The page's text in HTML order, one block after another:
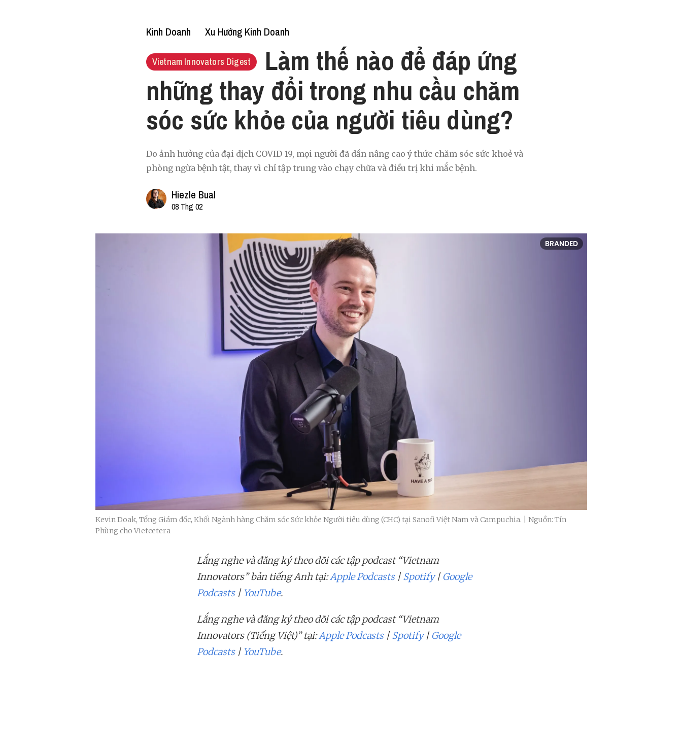
Kinh Doanh Xu Hướng Kinh Doanh
Vietnam Innovators Digest
Làm thế nào để đáp ứng
những thay đổi trong nhu cầu chăm
sóc sức khỏe của người tiêu dùng?
Do ảnh hưởng của đại dịch COVID-19, mọi người đã dần nâng cao ý thức chăm sóc sức khoẻ và
phòng ngừa bệnh tật, thay vì chỉ tập trung vào chạy chữa và điều trị khi mắc bệnh.
Hiezle Bual
08 Thg 02
BRANDED
Kevin Doak, Tổng Giám đốc, Khối Ngành hàng Chăm sóc Sức khỏe Người tiêu dùng (CHC) tại Sanofi Việt Nam và Campuchia. | Nguồn: Tín
Phùng cho Vietcetera
Lắng nghe và đăng ký theo dõi các tập podcast “Vietnam
Innovators” bản tiếng Anh tại:Apple Podcasts| Spotify| Google
Podcasts| YouTube.
Lắng nghe và đăng ký theo dõi các tập podcast “Vietnam
Innovators (Tiếng Việt)” tại:Apple Podcasts| Spotify| Google
Podcasts| YouTube.